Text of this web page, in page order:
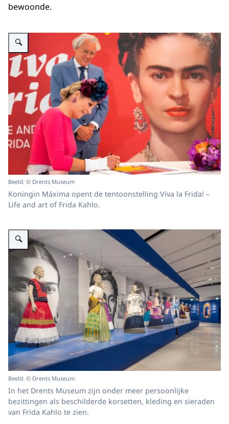
bewoonde.
Vergroot afbeelding Koningin Máxima opent de tentoonstelling 'Viva la
Beeld: © Drents Museum
Koningin Máxima opent de tentoonstelling Viva la Frida! –
Life and art of Frida Kahlo.
Vergroot afbeelding Koningin Máxima opent de tentoonstelling 'Viva la
Beeld: © Drents Museum
In het Drents Museum zijn onder meer persoonlijke
bezittingen als beschilderde korsetten, kleding en sieraden
van Frida Kahlo te zien.